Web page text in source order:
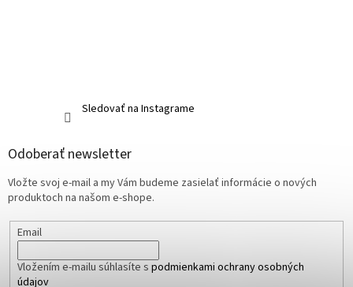
Sledovať na Instagrame
Odoberať newsletter
Vložte svoj e-mail a my Vám budeme zasielať informácie o nových
produktoch na našom e-shope.
Email
Vložením e-mailu súhlasíte s podmienkami ochrany osobných
údajov